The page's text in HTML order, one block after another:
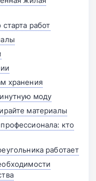
работ
хранения
моду
материалы
кто
работает